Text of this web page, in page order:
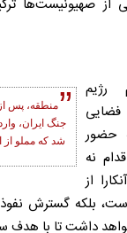
صهیونیست‌ها
منطقه، پس
جنگ ایران،
شد که مملو از
رژیم
حضور
نه
از
بلکه گسترش
داشت تا با هدف